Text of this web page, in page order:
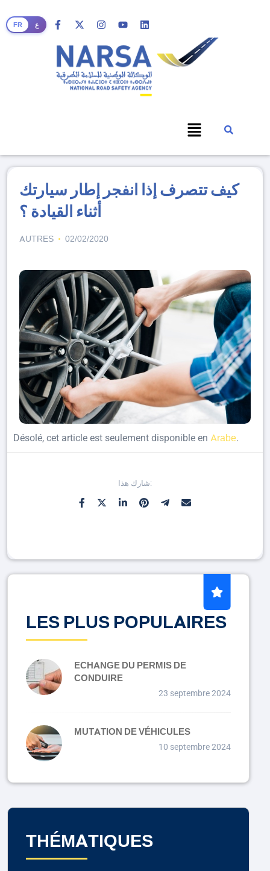
FR ع
كيف تتصرف إذا انفجر إطار سيارتك
أثناء القيادة ؟
AUTRES 02/02/2020
Désolé, cet article est seulement disponible en Arabe.
شارك هذا:
LES PLUS POPULAIRES
ECHANGE DU PERMIS DE
CONDUIRE
23 septembre 2024
MUTATION DE VÉHICULES
10 septembre 2024
THÉMATIQUES